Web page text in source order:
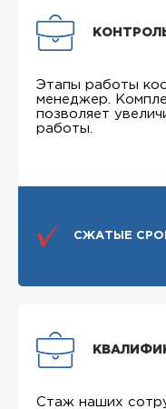
Этапы работы
менеджер.
позволяет
работы.
СЖАТЫЕ
Стаж наших